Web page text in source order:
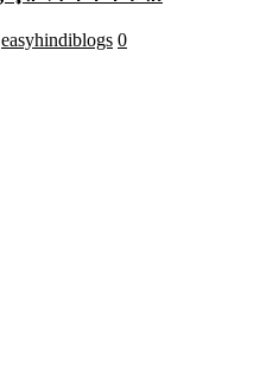
easyhindiblogs 0